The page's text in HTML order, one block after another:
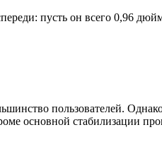
пусть он всего 0,96
пользователей.
основной стабилизации